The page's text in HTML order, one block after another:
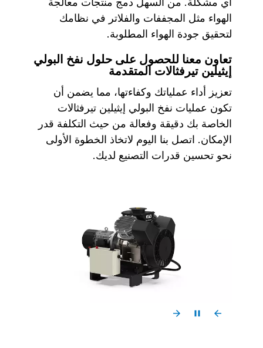
الهواء مثل المجففات والفلاتر في نظامك
لتحقيق جودة الهواء المطلوبة.
تعاون معنا للحصول على حلول نفخ البولي
إيثيلين تيرفثالات المتقدمة
تعزيز أداء عملياتك وكفاءتها، مما يضمن أن
تكون عمليات نفخ البولي إيثيلين تيرفثالات
الخاصة بك دقيقة وفعالة من حيث التكلفة قدر
الإمكان. اتصل بنا اليوم لاتخاذ الخطوة الأولى
نحو تحسين قدرات التصنيع لديك.